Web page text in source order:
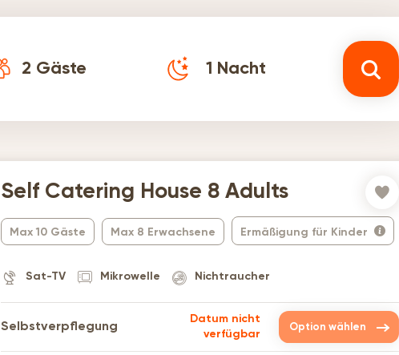
2 Gäste 1 Nacht
Self Catering House 8 Adults
Max 10 Gäste Max 8 Erwachsene Ermäßigung für Kinder
Sat-TV Mikrowelle Nichtraucher
Selbstverpflegung
Datum nicht
verfügbar
Option wählen